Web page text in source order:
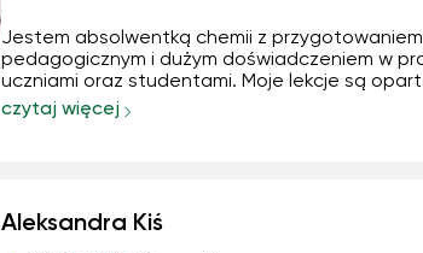
Jestem absolwentką chemii z przygotowaniem
pedagogicznym i dużym doświadczeniem w
uczniami oraz studentami. Moje lekcje są
praktyce – uczę, jak skutecznie rozwiązywać
czytaj więcej
Aleksandra Kiś